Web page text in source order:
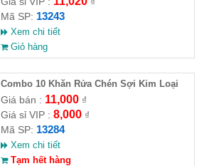
Mã SP: 13243
Xem chi tiết
Giỏ hàng
Combo 10 Khăn Rửa Chén Sợi Kim Loại
Giá bán : 11,000₫
Giá sỉ VIP : 8,000₫
Mã SP: 13284
Xem chi tiết
Tạm hết hàng